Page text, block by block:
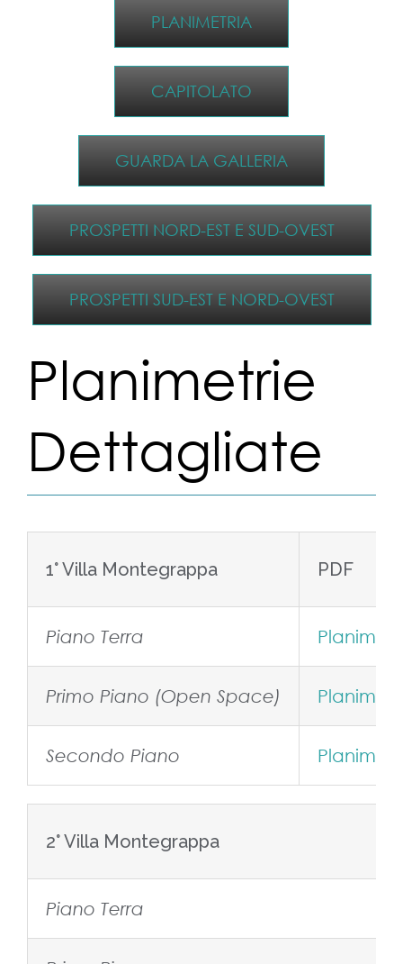
PLANIMETRIA
CAPITOLATO
GUARDA LA GALLERIA
PROSPETTI NORD-EST E SUD-OVEST
PROSPETTI SUD-EST E NORD-OVEST
Planimetrie
Dettagliate
1° Villa Montegrappa PDF
Piano Terra
Primo Piano (Open Space)
Secondo Piano
2° Villa Montegrappa
Piano Terra